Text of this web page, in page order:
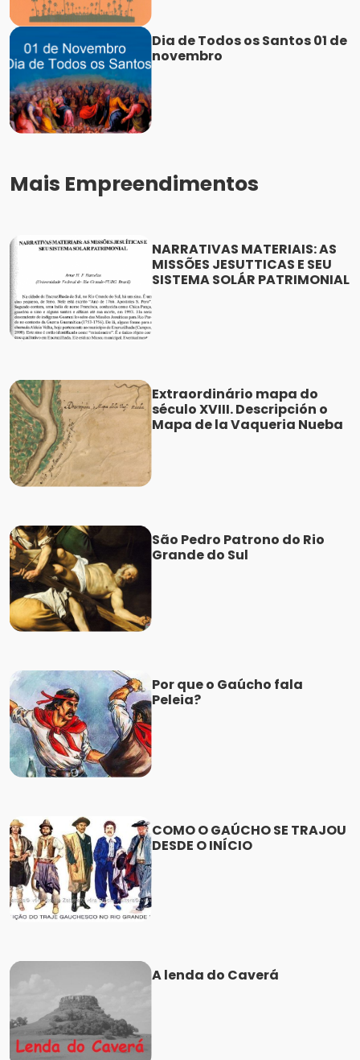
Dia de Todos os Santos 01 de
novembro
Mais Empreendimentos
NARRATIVAS MATERIAIS: AS
MISSÕES JESUTTICAS E SEU
SISTEMA SOLÁR PATRIMONIAL
Extraordinário mapa do
século XVIII. Descripción o
Mapa de la Vaqueria Nueba
São Pedro Patrono do Rio
Grande do Sul
Por que o Gaúcho fala
Peleia?
COMO O GAÚCHO SE TRAJOU
DESDE O INÍCIO
A lenda do Caverá